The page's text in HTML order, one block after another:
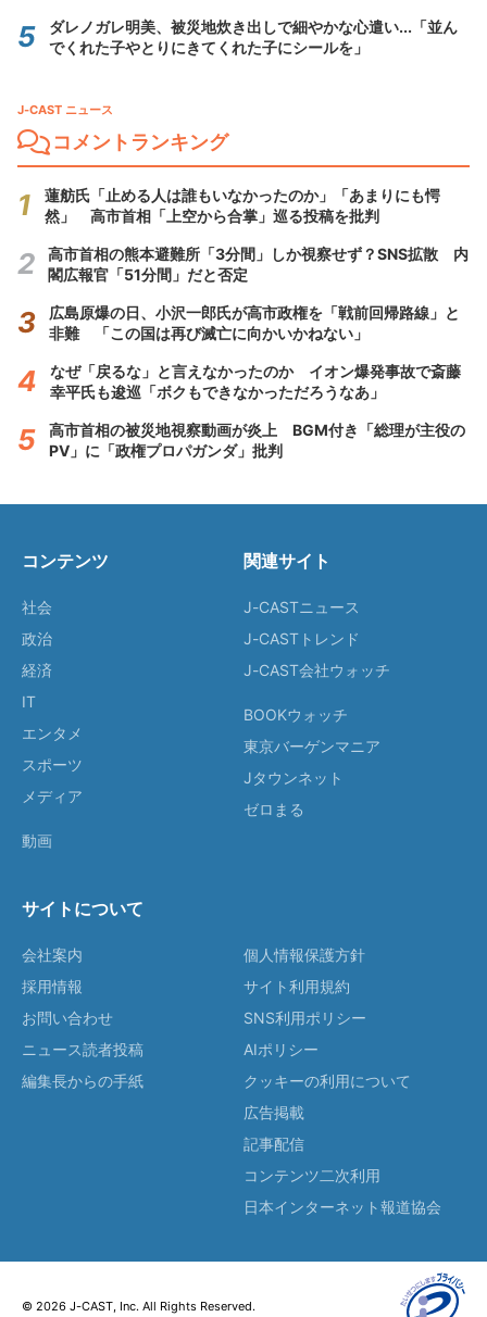
ダレノガレ明美、被災地炊き出しで細やかな心遣い...「並ん
でくれた子やとりにきてくれた子にシールを」
J-CAST ニュース
コメントランキング
蓮舫氏「止める人は誰もいなかったのか」「あまりにも愕
然」 高市首相「上空から合掌」巡る投稿を批判
高市首相の熊本避難所「3分間」しか視察せず？SNS拡散 内
閣広報官「51分間」だと否定
広島原爆の日、小沢一郎氏が高市政権を「戦前回帰路線」と
非難 「この国は再び滅亡に向かいかねない」
なぜ「戻るな」と言えなかったのか イオン爆発事故で斎藤
幸平氏も逡巡「ボクもできなかっただろうなあ」
高市首相の被災地視察動画が炎上 BGM付き「総理が主役の
PV」に「政権プロパガンダ」批判
コンテンツ
社会
政治
経済
IT
エンタメ
スポーツ
メディア
動画
関連サイト
J-CASTニュース
J-CASTトレンド
J-CAST会社ウォッチ
BOOKウォッチ
東京バーゲンマニア
Jタウンネット
ゼロまる
サイトについて
会社案内
採用情報
お問い合わせ
ニュース読者投稿
編集長からの手紙
個人情報保護方針
サイト利用規約
SNS利用ポリシー
AIポリシー
クッキーの利用について
広告掲載
記事配信
コンテンツ二次利用
日本インターネット報道協会
© 2026 J-CAST, Inc. All Rights Reserved.